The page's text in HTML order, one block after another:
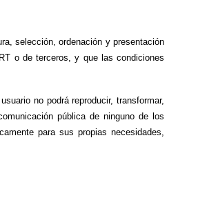
selección, ordenación y presentación
o de terceros, y que las condiciones
no podrá reproducir, transformar,
pública de ninguno de los
para sus propias necesidades,